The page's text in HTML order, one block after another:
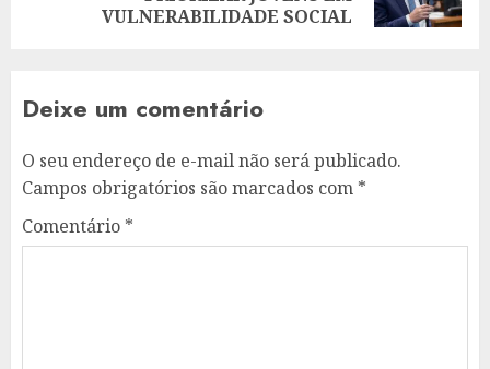
VULNERABILIDADE SOCIAL
Deixe um comentário
O seu endereço de e-mail não será publicado.
Campos obrigatórios são marcados com *
Comentário *